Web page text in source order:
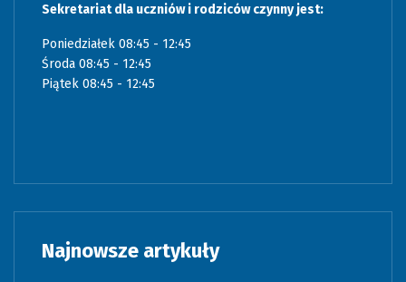
Sekretariat dla uczniów i rodziców czynny jest:
Poniedziałek 08:45 - 12:45
Środa 08:45 - 12:45
Piątek 08:45 - 12:45
Najnowsze artykuły